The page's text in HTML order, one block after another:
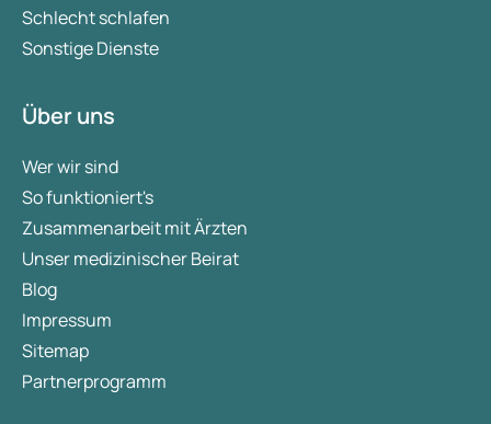
Schlecht schlafen
Sonstige Dienste
Über uns
Wer wir sind
So funktioniert's
Zusammenarbeit mit Ärzten
Unser medizinischer Beirat
Blog
Impressum
Sitemap
Partnerprogramm